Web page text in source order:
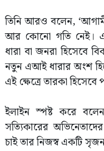
তিনি আরও বলেন,
আর কোনো গতি নেই।
ধারা বা জনরা হিসেবে
নতুন এআই ধারার অংশ
এই ক্ষেত্রে তারকা হিসেবে
ইলাইন স্পষ্ট করে
সত্যিকারের
চাই তার নিজস্ব একটি